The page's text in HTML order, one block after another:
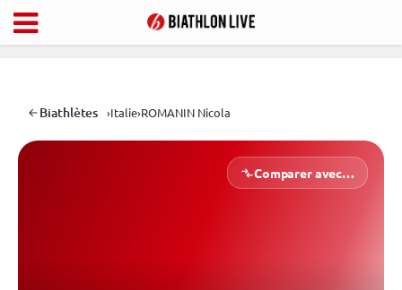
Biathlètes ›Italie›ROMANIN Nicola
Comparer avec…